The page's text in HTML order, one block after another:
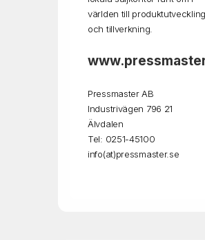
världen till produktutveckling
och tillverkning.
Pressmaster AB
Industrivägen 796 21
Älvdalen
Tel: 0251-45100
info(at)pressmaster.se